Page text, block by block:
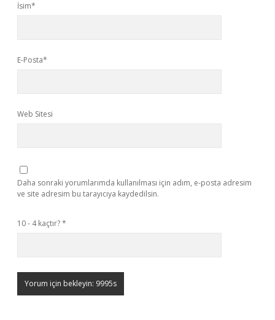
İsim*
E-Posta*
Web Sitesi
Daha sonraki yorumlarımda kullanılması için adım, e-posta adresim
ve site adresim bu tarayıcıya kaydedilsin.
10 - 4 kaçtır?*